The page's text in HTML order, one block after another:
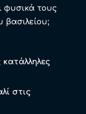
φυσικά τους
βασιλείου;
κατάλληλες
στις